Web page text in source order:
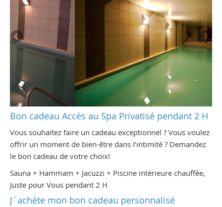
Bon cadeau Accès au Spa Privatisé pendant 2 H
Vous souhaitez faire un cadeau exceptionnel ? Vous voulez
offrir un moment de bien-être dans l’intimité ? Demandez
le bon cadeau de votre choix!
Sauna + Hammam + Jacuzzi + Piscine intérieure chauffée,
Juste pour Vous pendant 2 H
J´achète mon bon cadeau personnalisé